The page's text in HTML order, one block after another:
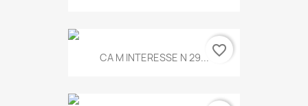
CA M INTERESSE N 29... favorite_border